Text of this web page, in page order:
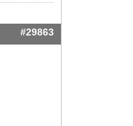
#29863